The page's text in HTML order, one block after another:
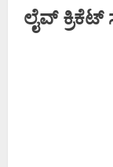
ಲೈವ್ ಕ್ರಿಕೆಟ್